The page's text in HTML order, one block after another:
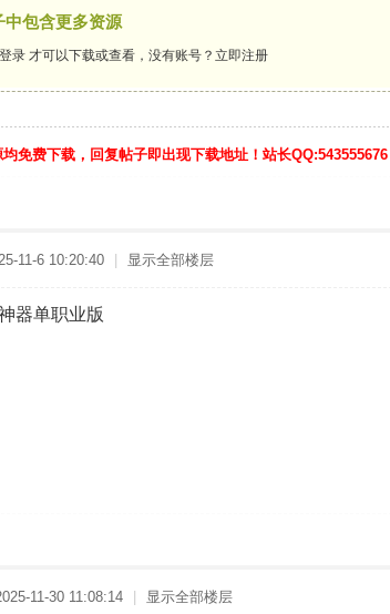
中包含更多资源
登录 才可以下载或查看，没有账号？ 立即注册
免费下载，回复帖子即出现下载地址！站长QQ:543555676
11-6 10:20:40 显示全部楼层
器单职业版
11-30 11:08:14 显示全部楼层